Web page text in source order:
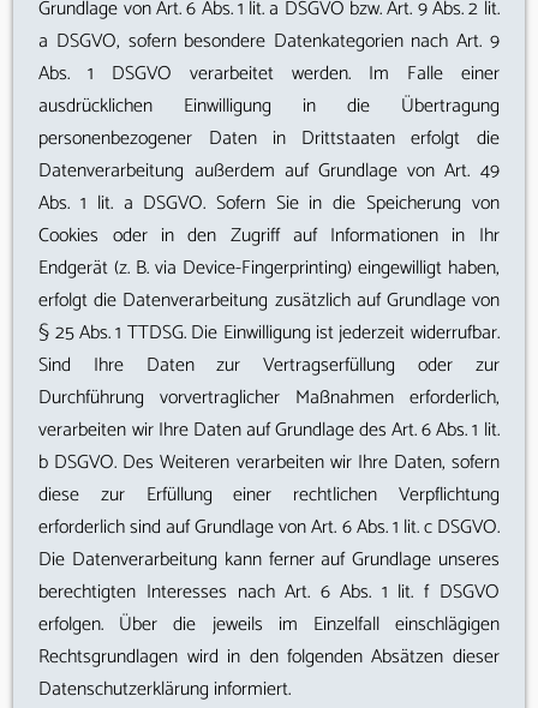
Grundlage von Art. 6 Abs. 1 lit. a DSGVO bzw. Art. 9 Abs. 2 lit.
a DSGVO, sofern besondere Datenkategorien nach Art. 9
Abs. 1 DSGVO verarbeitet werden. Im Falle einer
ausdrücklichen Einwilligung in die Übertragung
personenbezogener Daten in Drittstaaten erfolgt die
Datenverarbeitung außerdem auf Grundlage von Art. 49
Abs. 1 lit. a DSGVO. Sofern Sie in die Speicherung von
Cookies oder in den Zugriff auf Informationen in Ihr
Endgerät (z. B. via Device-Fingerprinting) eingewilligt haben,
erfolgt die Datenverarbeitung zusätzlich auf Grundlage von
§ 25 Abs. 1 TTDSG. Die Einwilligung ist jederzeit widerrufbar.
Sind Ihre Daten zur Vertragserfüllung oder zur
Durchführung vorvertraglicher Maßnahmen erforderlich,
verarbeiten wir Ihre Daten auf Grundlage des Art. 6 Abs. 1 lit.
b DSGVO. Des Weiteren verarbeiten wir Ihre Daten, sofern
diese zur Erfüllung einer rechtlichen Verpflichtung
erforderlich sind auf Grundlage von Art. 6 Abs. 1 lit. c DSGVO.
Die Datenverarbeitung kann ferner auf Grundlage unseres
berechtigten Interesses nach Art. 6 Abs. 1 lit. f DSGVO
erfolgen. Über die jeweils im Einzelfall einschlägigen
Rechtsgrundlagen wird in den folgenden Absätzen dieser
Datenschutzerklärung informiert.